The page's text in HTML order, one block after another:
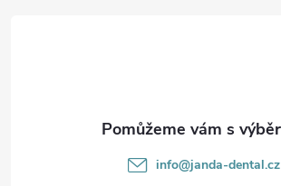
info@janda-dental.cz